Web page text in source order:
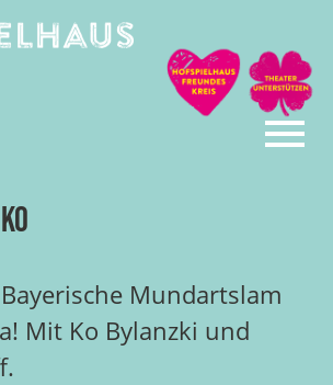
Mundartslam
Mit Ko Bylanzki und